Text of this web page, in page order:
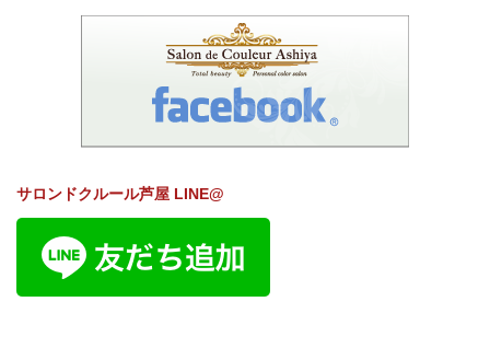
サロンドクルール芦屋 LINE@